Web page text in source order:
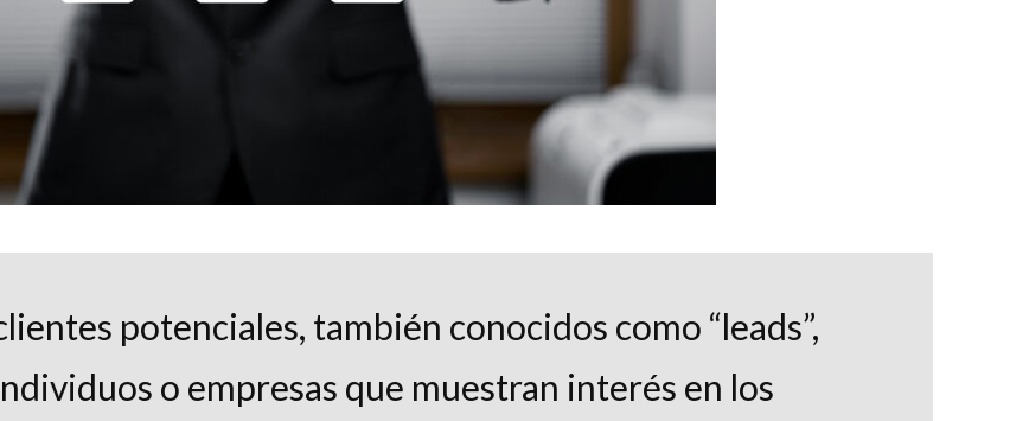
potenciales, también conocidos como “leads”,
o empresas que muestran interés en los